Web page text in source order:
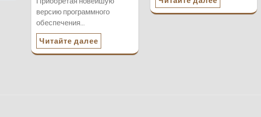
версию программного
обеспечения…
Читайте далее